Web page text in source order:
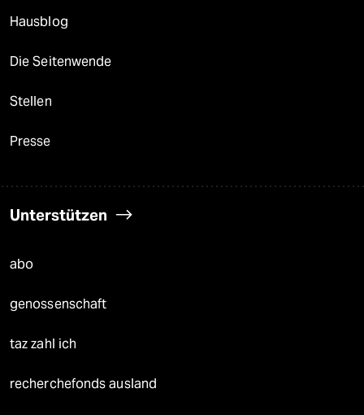
Hausblog
Die Seitenwende
Stellen
Presse
Unterstützen
abo
genossenschaft
taz zahl ich
recherchefonds ausland